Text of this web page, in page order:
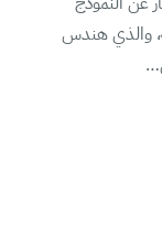
والذي هندس